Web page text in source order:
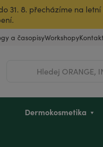
31. 8. přecházíme na
a časopisyWorkshopyKontakt
Dermokosmetika